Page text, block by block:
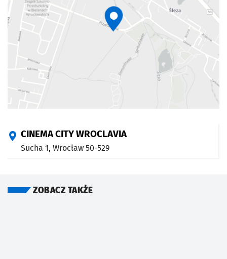
CINEMA CITY WROCLAVIA
Sucha 1, Wrocław 50-529
ZOBACZ TAKŻE